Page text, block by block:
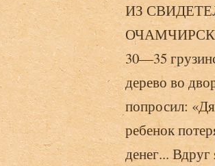
ИЗ
30—35
дерево во
попросил:
ребенок
денег...